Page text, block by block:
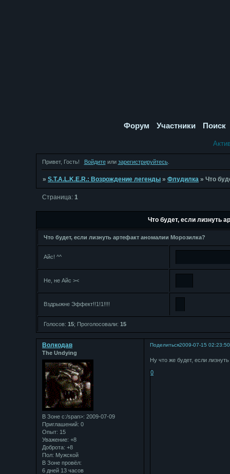
Форум Участники Поиск
Привет, Гость! Войдитеили зарегистрируйтесь.
»S.T.A.L.K.E.R.: Возрождение легенды »Флудилка »Что
Что будет, если лизнуть
Страница:1
Что будет, если лизнуть артефакт аномалии Морозилка?
Айс! ^^
Не, не Айс ><
Вздрыжне Эффект!!1!1!!!!
Голосов: 15; Проголосовали: 15
Поделиться2009-07-15 02:23:50
Bолкодав
The Undying
В Зоне с:/span>: 2009-07-09
Приглашений: 0
Опыт: 15
Уважение: +8
Доброта: +8
Пол: Мужской
В Зоне провёл:
6 дней 13 часов
Ну что же будет, если
0